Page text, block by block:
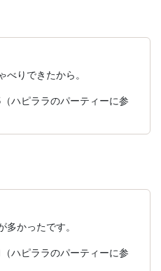
りできたから。
ハピララのパーティーに参
かったです。
ハピララのパーティーに参